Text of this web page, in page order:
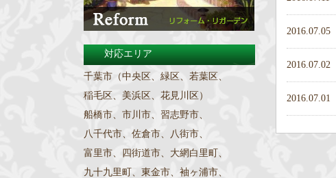
2016.07.05
2016.07.02
2016.07.01
対応エリア
千葉市（中央区、緑区、若葉区、
稲毛区、美浜区、花見川区）
船橋市、市川市、習志野市、
八千代市、佐倉市、八街市、
富里市、四街道市、大網白里町、
九十九里町、東金市、袖ヶ浦市、